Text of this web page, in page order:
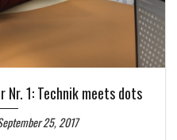
Nr. 1: Technik meets dots
25, 2017